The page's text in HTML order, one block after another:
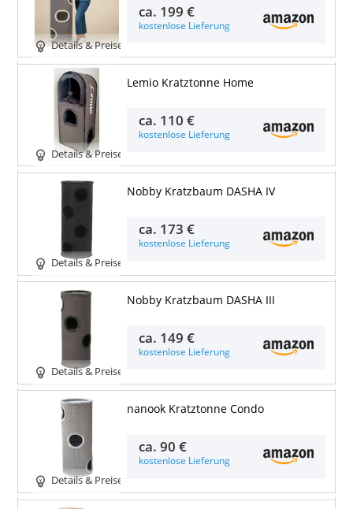
Details & Preise
ca. 199 €
kostenlose Lieferung
Details & Preise
Lemio Kratztonne Home
ca. 110 €
kostenlose Lieferung
Details & Preise
Nobby Kratzbaum DASHA IV
ca. 173 €
kostenlose Lieferung
Details & Preise
Nobby Kratzbaum DASHA III
ca. 149 €
kostenlose Lieferung
Details & Preise
nanook Kratztonne Condo
ca.90 €
kostenlose Lieferung